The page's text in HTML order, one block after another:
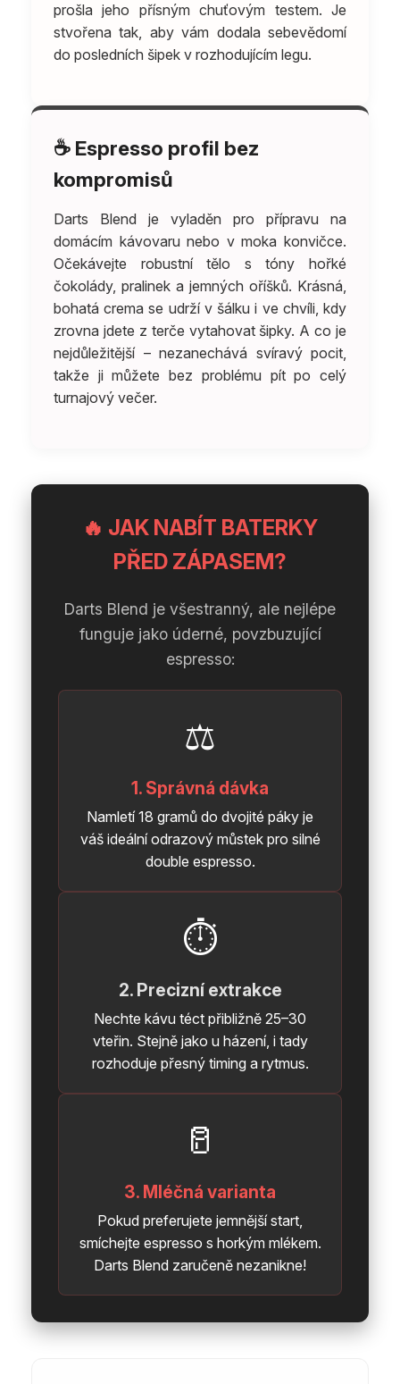
prošla jeho přísným chuťovým testem. Je
stvořena tak, aby vám dodala sebevědomí
do posledních šipek v rozhodujícím legu.
☕ Espresso profil bez
kompromisů
Darts Blend je vyladěn pro přípravu na
domácím kávovaru nebo v moka konvičce.
Očekávejte robustní tělo s tóny hořké
čokolády, pralinek a jemných oříšků. Krásná,
bohatá crema se udrží v šálku i ve chvíli, kdy
zrovna jdete z terče vytahovat šipky. A co je
nejdůležitější – nezanechává svíravý pocit,
takže ji můžete bez problému pít po celý
turnajový večer.
🔥 JAK NABÍT BATERKY
PŘED ZÁPASEM?
Darts Blend je všestranný, ale nejlépe
funguje jako úderné, povzbuzující
espresso:
⚖️
1. Správná dávka
Namletí 18 gramů do dvojité páky je
váš ideální odrazový můstek pro silné
double espresso.
⏱️
2. Precizní extrakce
Nechte kávu téct přibližně 25–30
vteřin. Stejně jako u házení, i tady
rozhoduje přesný timing a rytmus.
🥛
3. Mléčná varianta
Pokud preferujete jemnější start,
smíchejte espresso s horkým mlékem.
Darts Blend zaručeně nezanikne!